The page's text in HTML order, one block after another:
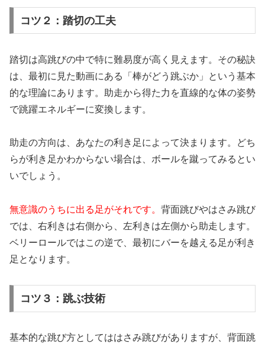
コツ２：踏切の工夫
踏切は高跳びの中で特に難易度が高く見えます。その秘訣
は、最初に見た動画にある「棒がどう跳ぶか」という基本
的な理論にあります。助走から得た力を直線的な体の姿勢
で跳躍エネルギーに変換します。
助走の方向は、あなたの利き足によって決まります。どち
らが利き足かわからない場合は、ボールを蹴ってみるとい
いでしょう。
無意識のうちに出る足がそれです。 背面跳びやはさみ跳び
では、右利きは右側から、左利きは左側から助走します。
ベリーロールではこの逆で、最初にバーを越える足が利き
足となります。
コツ３：跳ぶ技術
基本的な跳び方としてははさみ跳びがありますが、背面跳